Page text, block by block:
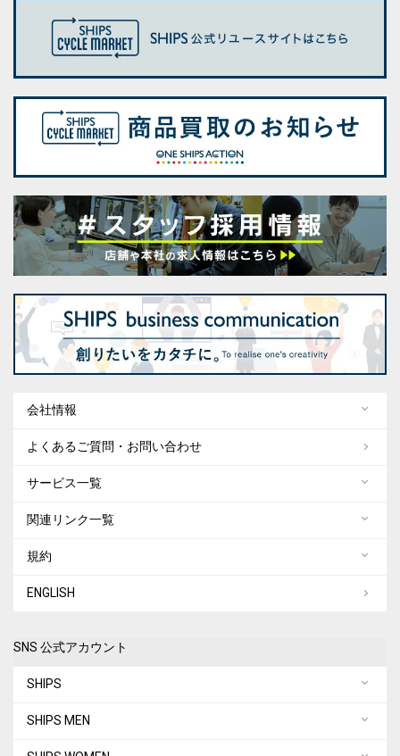
会社情報
よくあるご質問・お問い合わせ
サービス一覧
関連リンク一覧
規約
ENGLISH
SNS 公式アカウント
SHIPS
SHIPS MEN